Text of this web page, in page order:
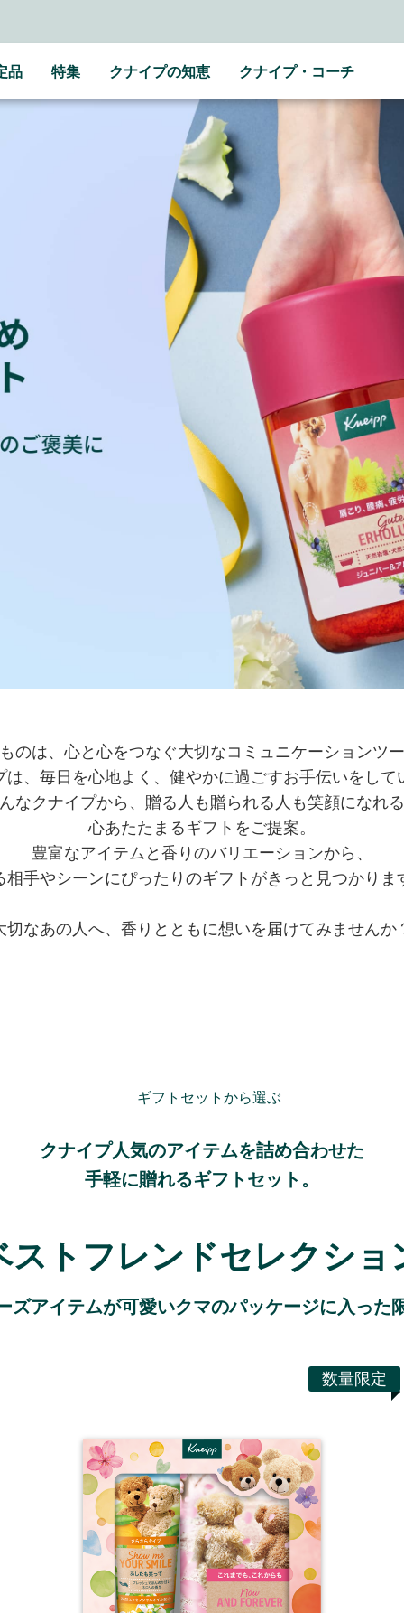
品 特集 クナイプの知恵 クナイプ・コーチ
のは、心と心をつなぐ大切なコミュニケーションツ
、毎日を心地よく、 健やかに過ごすお手伝いをして
なクナイプから、 贈る人も贈られる人も笑顔になれ
心あたたまるギフトをご提案。
豊富なアイテムと香りのバリエーションから、
相手やシーンにぴったりのギフトがきっと見つかりま
切なあの人へ、 香りとともに想いを届けてみませんか
クナイプ人気のアイテムを詰め合わせた
手軽に贈れるギフトセット。
ストフレンドセレクショ
ズアイテムが可愛いクマのパッケージに入った
数量限定